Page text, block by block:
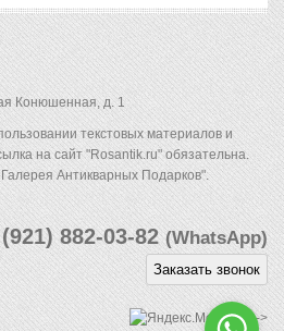
Конюшенная, д. 1
текстовых материалов и
на сайт "Rosantik.ru" обязательна.
Антикварных Подарков".
882-03-82(WhatsApp)
Заказать звонок
-->